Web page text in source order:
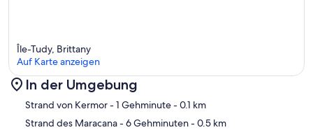
Karte
Île-Tudy, Brittany
Auf Karte anzeigen
In der Umgebung
Strand von Kermor- 1 Gehminute- 0.1 km
Strand des Maracana- 6 Gehminuten- 0.5 km